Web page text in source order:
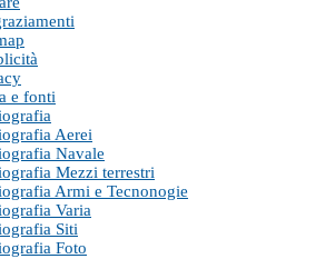
e fonti
Aerei
Navale
Mezzi terrestri
Armi e Tecnonogie
Varia
Siti
Foto